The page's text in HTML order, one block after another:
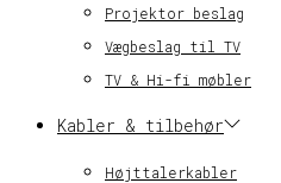
Projektor beslag
Vægbeslag til TV
TV & Hi-fi møbler
Kabler & tilbehør
Højttalerkabler